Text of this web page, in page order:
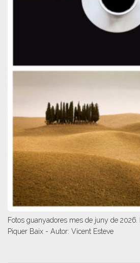
Fotos guanyadores mes de juny de
Piquer Baix - Autor: Vicent Esteve